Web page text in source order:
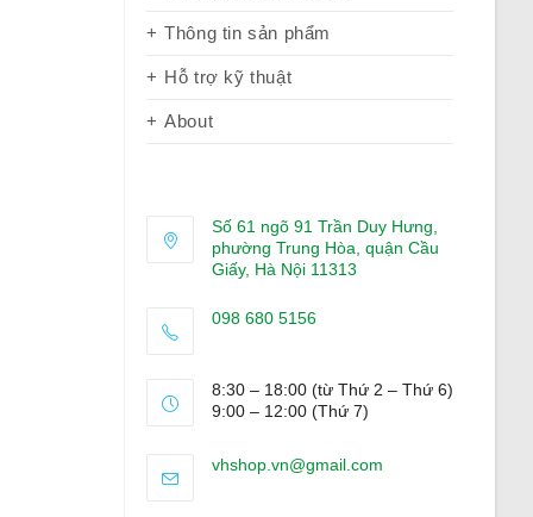
Thông tin sản phẩm
Hỗ trợ kỹ thuật
About
Số 61 ngõ 91 Trần Duy Hưng,
phường Trung Hòa, quận Cầu
Giấy, Hà Nội 11313
098 680 5156
your
8:30 – 18:00 (từ Thứ 2 – Thứ 6)
9:00 – 12:00 (Thứ 7)
vhshop.vn@gmail.comOpens